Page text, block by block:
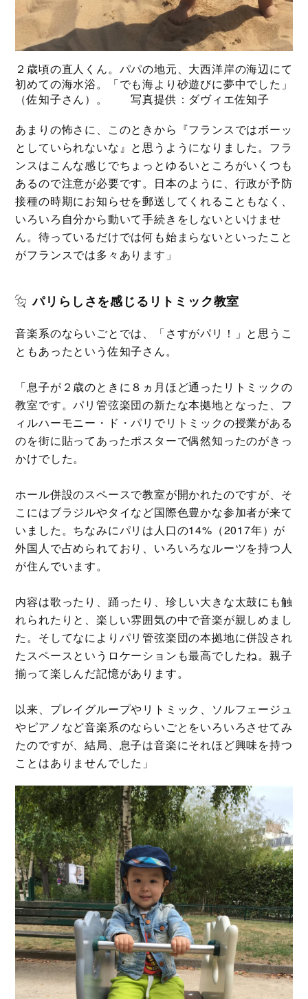
２歳頃の直人くん。パパの地元、大西洋岸の海辺にて
初めての海水浴。「でも海より砂遊びに夢中でした」
（佐知子さん）。 写真提供：ダヴィエ佐知子
あまりの怖さに、このときから『フランスではボーッ
としていられないな』と思うようになりました。フラ
ンスはこんな感じでちょっとゆるいところがいくつも
あるので注意が必要です。日本のように、行政が予防
接種の時期にお知らせを郵送してくれることもなく、
いろいろ自分から動いて手続きをしないといけませ
ん。待っているだけでは何も始まらないといったこと
がフランスでは多々あります」
パリらしさを感じるリトミック教室
音楽系のならいごとでは、「さすがパリ！」と思うこ
ともあったという佐知子さん。
「息子が２歳のときに８ヵ月ほど通ったリトミックの
教室です。パリ管弦楽団の新たな本拠地となった、フ
ィルハーモニー・ド・パリでリトミックの授業がある
のを街に貼ってあったポスターで偶然知ったのがきっ
かけでした。
ホール併設のスペースで教室が開かれたのですが、そ
こにはブラジルやタイなど国際色豊かな参加者が来て
いました。ちなみにパリは人口の14%（2017年）が
外国人で占められており、いろいろなルーツを持つ人
が住んでいます。
内容は歌ったり、踊ったり、珍しい大きな太鼓にも触
れられたりと、楽しい雰囲気の中で音楽が親しめまし
た。そしてなによりパリ管弦楽団の本拠地に併設され
たスペースというロケーションも最高でしたね。親子
揃って楽しんだ記憶があります。
以来、プレイグループやリトミック、ソルフェージュ
やピアノなど音楽系のならいごとをいろいろさせてみ
たのですが、結局、息子は音楽にそれほど興味を持つ
ことはありませんでした」